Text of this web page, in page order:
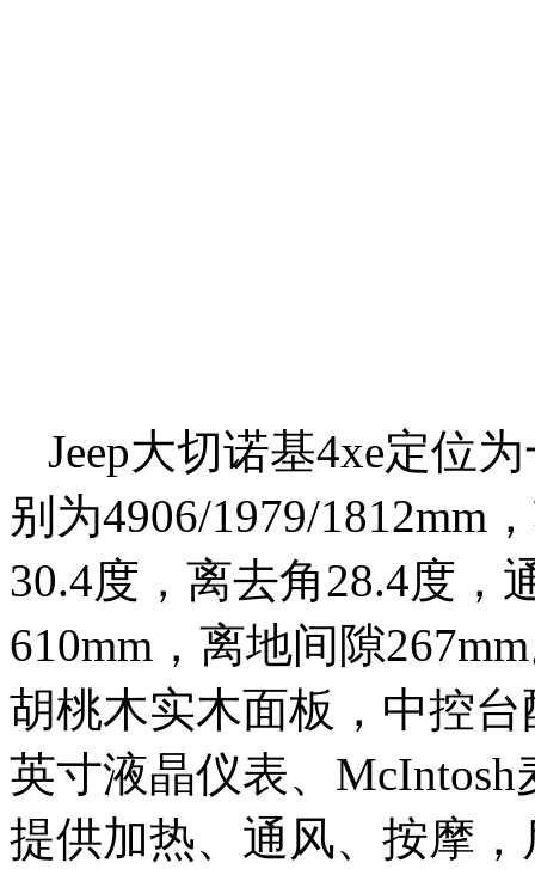
Jeep大切诺基4xe定位
别为4906/1979/1812mm
30.4度，离去角28.4度，
610mm，离地间隙
胡桃木实木面板，中控
英寸液晶仪表、
提供加热、通风、按摩